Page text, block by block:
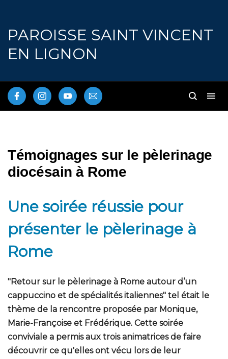
PAROISSE SAINT VINCENT
EN LIGNON
Témoignages sur le pèlerinage
diocésain à Rome
Une soirée réussie pour
présenter le pèlerinage à
Rome
"Retour sur le pèlerinage à Rome autour d’un
cappuccino et de spécialités italiennes" tel était le
thème de la rencontre proposée par Monique,
Marie-Françoise et Frédérique. Cette soirée
conviviale a permis aux trois animatrices de faire
découvrir ce qu'elles ont vécu lors de leur